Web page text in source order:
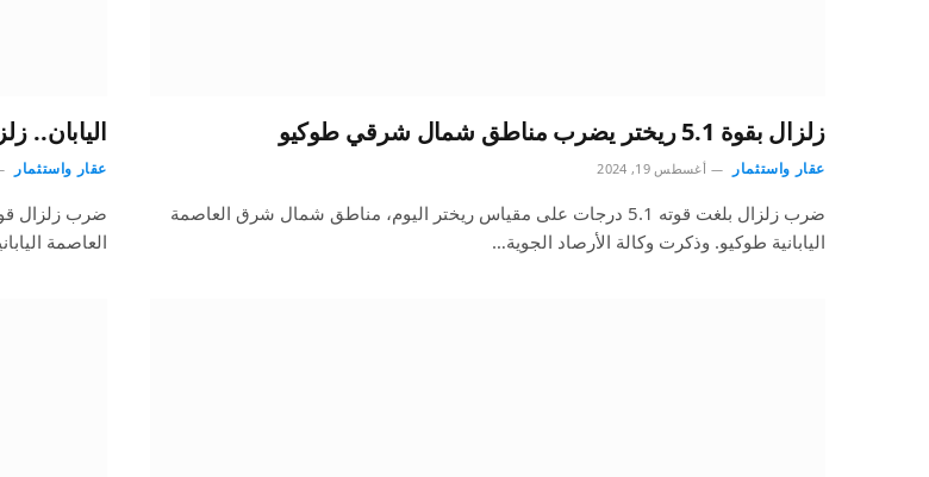
زلزال بقوة 5.1 ريختر يضرب مناطق شمال شرقي طوكيو
عقار واستثمار أغسطس 19, 2024
ضرب زلزال بلغت قوته 5.1 درجات على مقياس ريختر اليوم، مناطق شمال شرق العاصمة
اليابانية طوكيو. وذكرت وكالة الأرصاد الجوية…
اليابان.. زلزال بقوة 5.1
عقار واستثمار
العاصمة